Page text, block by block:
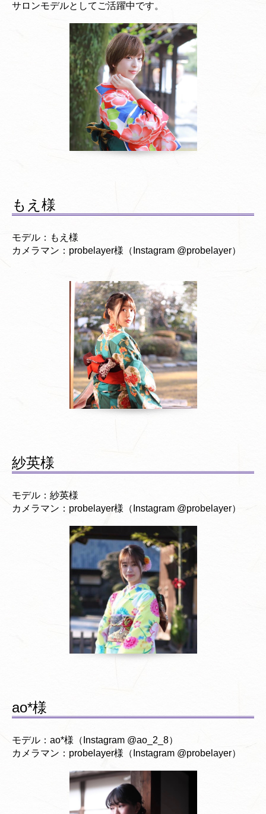
サロンモデルとしてご活躍中です。
もえ様
モデル：もえ様
カメラマン：probelayer様（Instagram @probelayer）
紗英様
モデル：紗英様
カメラマン：probelayer様（Instagram @probelayer）
ao*様
モデル：ao*様（Instagram @ao_2_8）
カメラマン：probelayer様（Instagram @probelayer）